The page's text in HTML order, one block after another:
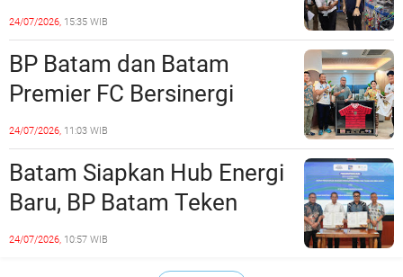
Siapkan Lulusan Siap Kerja
Era Digital
24/07/2026, 15:35 WIB
BP Batam dan Batam
Premier FC Bersinergi
Cetak Generasi Emas
Sepak Bola Kepri
24/07/2026, 11:03 WIB
Batam Siapkan Hub Energi
Baru, BP Batam Teken
Kesepakatan Strategis
24/07/2026, 10:57 WIB